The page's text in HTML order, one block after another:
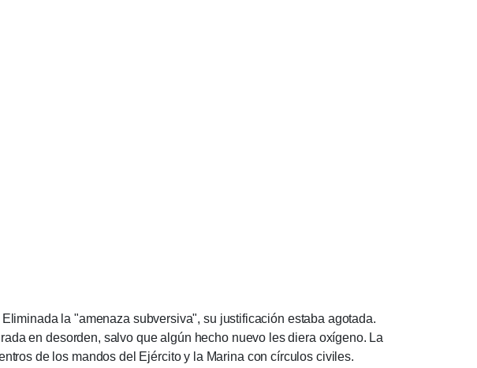
Eliminada la "amenaza subversiva", su justificación estaba agotada.
en desorden, salvo que algún hecho nuevo les diera oxígeno. La
de los mandos del Ejército y la Marina con círculos civiles.